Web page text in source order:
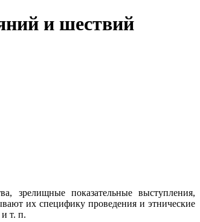
и шествий
зрелищные показательные выступления,
их специфику проведения и этнические
т. п.